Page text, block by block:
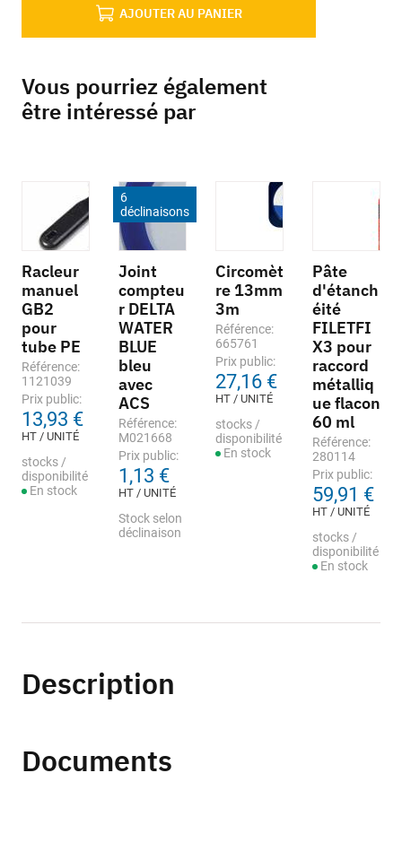
AJOUTER AU PANIER
Vous pourriez également
être intéressé par
Racleur
manuel
GB2
pour
tube PE
Référence:
1121039
Prix public:
13,93 €
HT / UNITÉ
stocks /
disponibilité
En stock
6
déclinaisons
Joint
compteu
r DELTA
WATER
BLUE
bleu
avec
ACS
Référence:
M021668
Prix public:
1,13 €
HT / UNITÉ
Stock selon
déclinaison
Circomèt
re 13mm
3m
Référence:
665761
Prix public:
27,16 €
HT / UNITÉ
stocks /
disponibilité
En stock
Pâte
d'étanch
éité
FILETFI
X3 pour
raccord
métalliq
ue flacon
60 ml
Référence:
280114
Prix public:
59,91 €
HT / UNITÉ
stocks /
disponibilité
En stock
Description
Documents